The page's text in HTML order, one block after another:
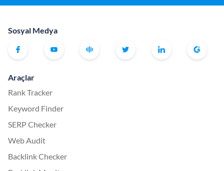
Sosyal Medya
Araçlar
Rank Tracker
Keyword Finder
SERP Checker
Web Audit
Backlink Checker